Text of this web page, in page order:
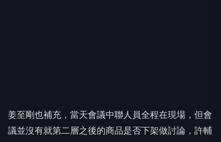
姜至剛也補充，當天會議中聯人員全程在現場，但會
議並沒有就第二層之後的商品是否下架做討論，許輔